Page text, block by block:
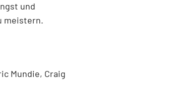
und
meistern.
Mundie, Craig